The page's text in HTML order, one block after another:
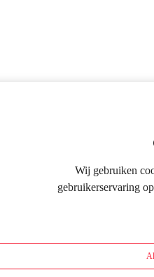
Wij gebruiken
gebruikerservaring